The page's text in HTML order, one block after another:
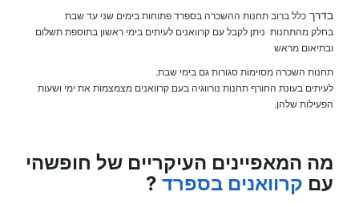
בדרך כלל ברוב תחנות ההשכרה בספרד פתוחות בימים שני עד שבת
בחלק מהתחנות ניתן לקבל עם קרוואנים לעיתים בימי ראשון בתוספת תשלום
ובתיאום מראש
תחנות השכרה מסוימות סגורות גם בימי שבת.
לעיתים בעונת החורף תחנות נורווגיה בעם קרוואנים מצמצמות את ימי ושעות
הפעילות שלהן.
מה המאפיינים העיקריים של חופשהי
עם קרוואנים בספרד ?